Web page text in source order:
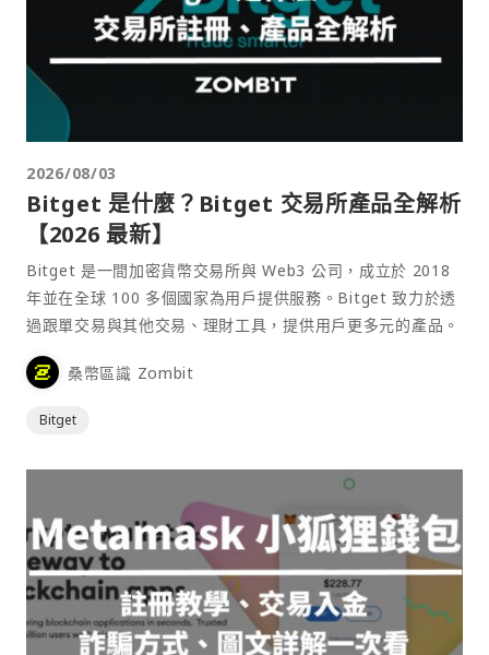
2026/08/03
Bitget 是什麼？Bitget 交易所產品全解析
【2026 最新】
Bitget 是一間加密貨幣交易所與 Web3 公司，成立於 2018
年並在全球 100 多個國家為用戶提供服務。Bitget 致力於透
過跟單交易與其他交易、理財工具，提供用戶更多元的產品。
桑幣區識 Zombit
Bitget